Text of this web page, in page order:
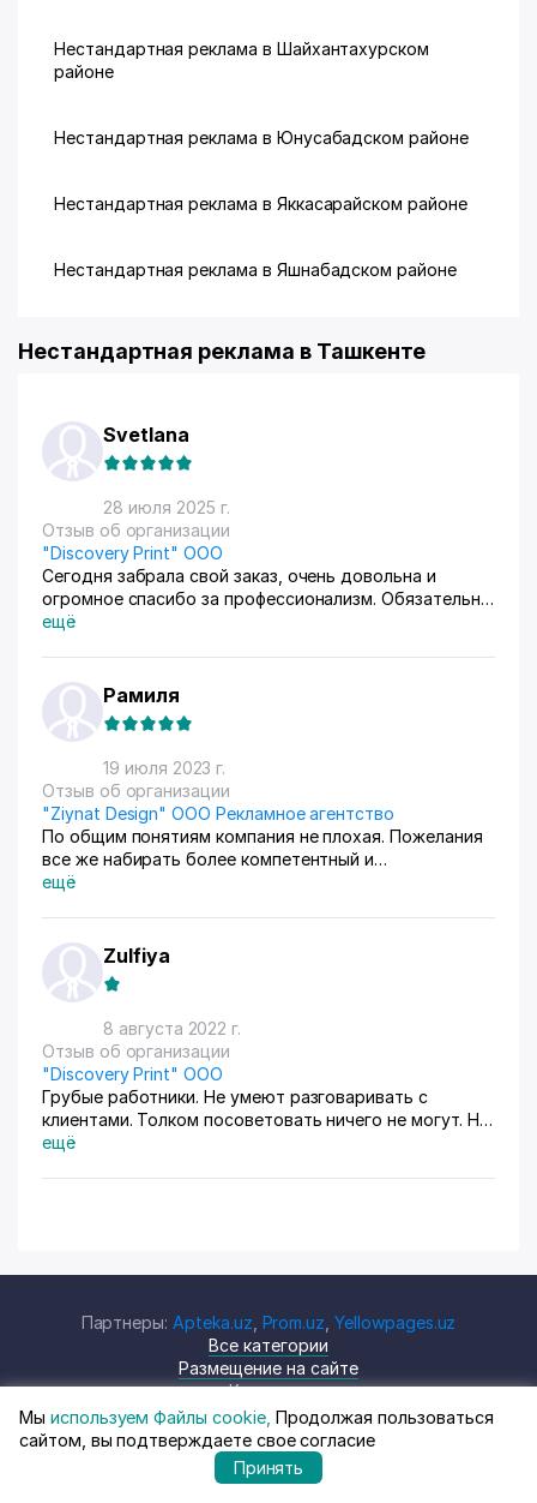
Нестандартная реклама в Шайхантахурском
районе
Нестандартная реклама в Юнусабадском районе
Нестандартная реклама в Яккасарайском районе
Нестандартная реклама в Яшнабадском районе
Нестандартная реклама в Ташкенте
Svetlana
28 июля 2025 г.
Отзыв об организации
"Discovery Print" ООО
Сегодня забрала свой заказ, очень довольна и
огромное спасибо за профессионализм. Обязательно
вернусь и расскажу о них всем свои друзьям и буду
ещё
Рамиля
19 июля 2023 г.
Отзыв об организации
"Ziynat Design" OOO Рекламное агентство
По общим понятиям компания не плохая. Пожелания
все же набирать более компетентный и
ответственный персонал. К сожалению не
оказания услуг. Подвели :( В остальном работа
выполнена не плохо.
ещё
Zulfiya
8 августа 2022 г.
Отзыв об организации
"Discovery Print" ООО
Грубые работники. Не умеют разговаривать с
клиентами. Толком посоветовать ничего не могут. На
какой бумаге печатать листовки. Хотела сделать
ещё
Партнеры: Apteka.uz Prom.uz ,Yellowpages.uz
Все категории
Размещение на сайте
Контакты
Работа на Top.uz
Мы используем Файлы cookie, Продолжая пользоваться
сайтом, вы подтверждаете свое согласие
Принять